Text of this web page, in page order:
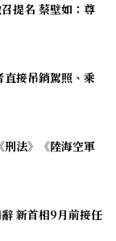
提名 蔡壁如：尊
接吊銷駕照、乘
刑法》《陸海空軍
新首相9月前接任